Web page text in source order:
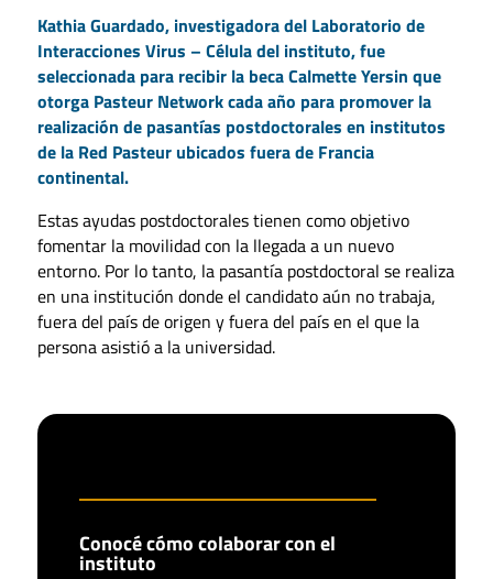
Kathia Guardado, investigadora del Laboratorio de
Interacciones Virus – Célula del instituto, fue
seleccionada para recibir la beca Calmette Yersin que
otorga Pasteur Network cada año para promover la
realización de pasantías postdoctorales en institutos
de la Red Pasteur ubicados fuera de Francia
continental.
Estas ayudas postdoctorales tienen como objetivo
fomentar la movilidad con la llegada a un nuevo
entorno. Por lo tanto, la pasantía postdoctoral se realiza
en una institución donde el candidato aún no trabaja,
fuera del país de origen y fuera del país en el que la
persona asistió a la universidad.
Conocé cómo colaborar con el
instituto